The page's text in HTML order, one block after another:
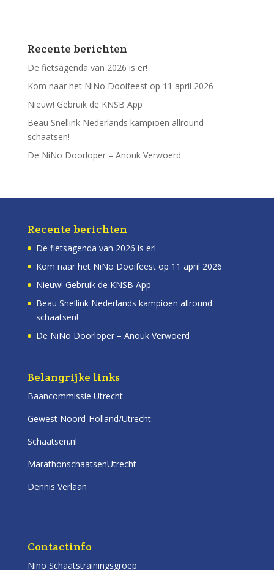
Recente berichten
De fietsagenda van 2026 is er!
Kom naar het NiNo Dooifeest op 11 april 2026
Nieuw! Gebruik de KNSB App
Beau Snellink Nederlands kampioen allround
schaatsen!
De NiNo Doorloper – Anouk Verwoerd
Recente berichten
De fietsagenda van 2026 is er!
Kom naar het NiNo Dooifeest op 11 april 2026
Nieuw! Gebruik de KNSB App
Beau Snellink Nederlands kampioen allround
schaatsen!
De NiNo Doorloper – Anouk Verwoerd
Belangrijke links
Baancommissie Utrecht
Gewest Noord-Holland/Utrecht
Schaatsen.nl
MarathonschaatsenUtrecht
Dennis Verlaan
Contactinfo
Nino Schaatstrainingsgroep